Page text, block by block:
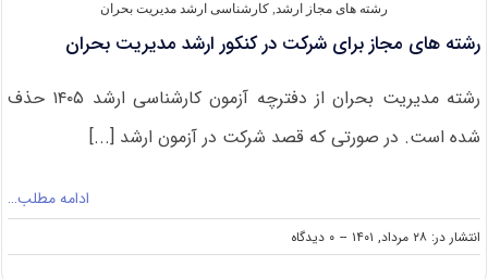
رشته های مجاز ارشد, کارشناسی ارشد مدیریت بحران
رشته های مجاز برای شرکت در کنکور ارشد مدیریت بحران
رشته مدیریت بحران از دفترچه آزمون کارشناسی ارشد ۱۴۰۵ حذف
شده است. در صورتی که قصد شرکت در آزمون ارشد [...]
ادامه مطلب…
انتشار در: ۲۸ مرداد, ۱۴۰۱ -- ۰ دیدگاه
on
رشته